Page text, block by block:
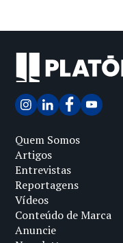
Quem Somos
Artigos
Entrevistas
Reportagens
Vídeos
Conteúdo de Marca
Anuncie